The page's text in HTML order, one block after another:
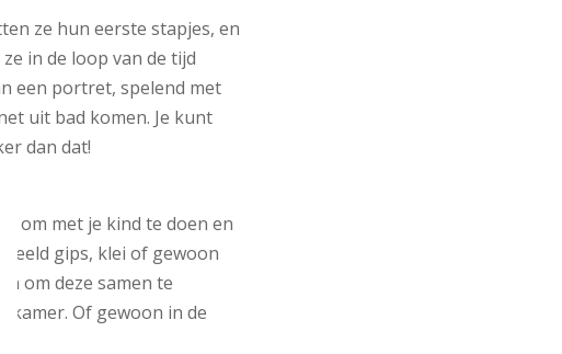
ze hun eerste stapjes, en
in de loop van de tijd
een portret, spelend met
uit bad komen. Je kunt
dan dat!
om met je kind te doen en
gips, klei of gewoon
om deze samen te
Of gewoon in de